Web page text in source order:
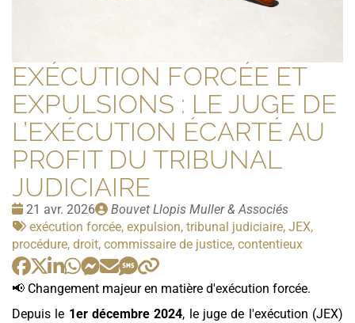
EXÉCUTION FORCÉE ET
EXPULSIONS : LE JUGE DE
L’EXÉCUTION ÉCARTÉ AU
PROFIT DU TRIBUNAL
JUDICIAIRE
Date
:
21 avr. 2026
Publié
par
Bouvet Llopis Muller & Associés
Tags
:
exécution forcée, expulsion, tribunal judiciaire, JEX,
procédure, droit, commissaire de justice, contentieux
📢 Changement majeur en matière d'exécution forcée.
Depuis le 1er décembre 2024, le juge de l'exécution (JEX)